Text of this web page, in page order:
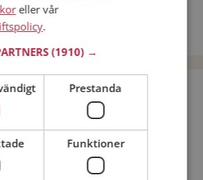
utan kostnad!
Man Kvinna
eller vår
.
(1910) →
Prestanda
Funktioner